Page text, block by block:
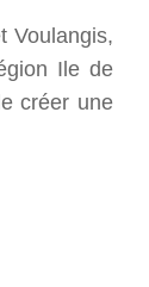
Voulangis,
Ile de
créer une